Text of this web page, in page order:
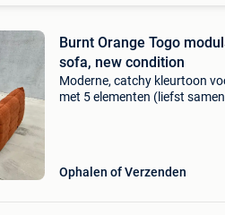
Burnt Orange Togo
sofa, new condition
Moderne, catchy kleurtoon
met 5 elementen (liefst
Ophalen of Verzenden